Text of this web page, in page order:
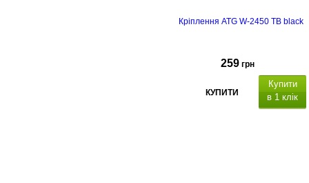
Кріплення ATG W-2450 TB black
259 грн
КУПИТИ
Купити
в 1 клік